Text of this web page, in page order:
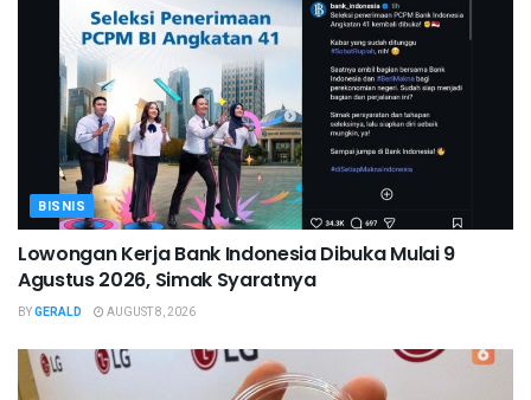
BISNIS
Lowongan Kerja Bank Indonesia Dibuka Mulai 9
Agustus 2026, Simak Syaratnya
BYGERALD AUGUST 8, 2026